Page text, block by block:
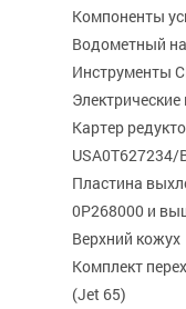
Компоненты
Водометный
Картер
USA0T627234/
Пластина
0P268000 и
Верхний кожух
Комплект
(Jet 65)